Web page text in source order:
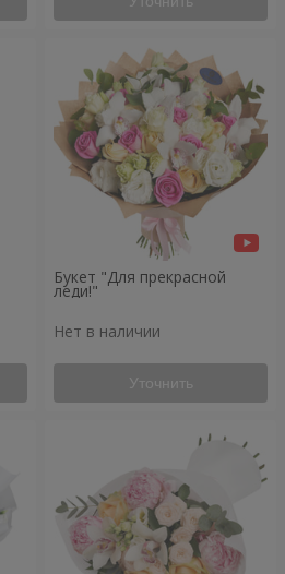
Букет "Для прекрасной
леди!"
Нет в наличии
Уточнить